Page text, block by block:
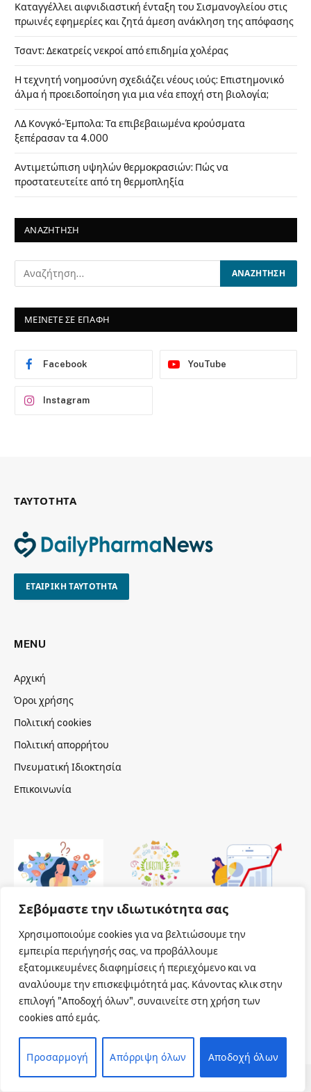
Σεβόμαστε την ιδιωτικότητα σας
Χρησιμοποιούμε cookies για να βελτιώσουμε την
εμπειρία περιήγησής σας, να προβάλλουμε
εξατομικευμένες διαφημίσεις ή περιεχόμενο και να
αναλύουμε την επισκεψιμότητά μας. Κάνοντας κλικ στην
επιλογή "Αποδοχή όλων", συναινείτε στη χρήση των
cookies από εμάς.
Προσαρμογή Απόρριψη όλων Αποδοχή όλων
Καταγγέλλει αιφνιδιαστική ένταξη του Σισμανογλείου στις
πρωινές εφημερίες και ζητά άμεση ανάκληση της απόφασης
Τσαντ: Δεκατρείς νεκροί από επιδημία χολέρας
Η τεχνητή νοημοσύνη σχεδιάζει νέους ιούς: Επιστημονικό
άλμα ή προειδοποίηση για μια νέα εποχή στη βιολογία;
ΛΔ Κονγκό-Έμπολα: Τα επιβεβαιωμένα κρούσματα
ξεπέρασαν τα 4.000
Αντιμετώπιση υψηλών θερμοκρασιών: Πώς να
προστατευτείτε από τη θερμοπληξία
ΑΝΑΖΗΤΗΣΗ
ΜΕΙΝΕΤΕ ΣΕ ΕΠΑΦΗ
Facebook YouTube
Instagram
ΤΑΥΤΟΤΗΤΑ
ΕΤΑΙΡΙΚΗ ΤΑΥΤΟΤΗΤΑ
MENU
Αρχική
Όροι χρήσης
Πολιτική cookies
Πολιτική απορρήτου
Πνευματική Ιδιοκτησία
Επικοινωνία